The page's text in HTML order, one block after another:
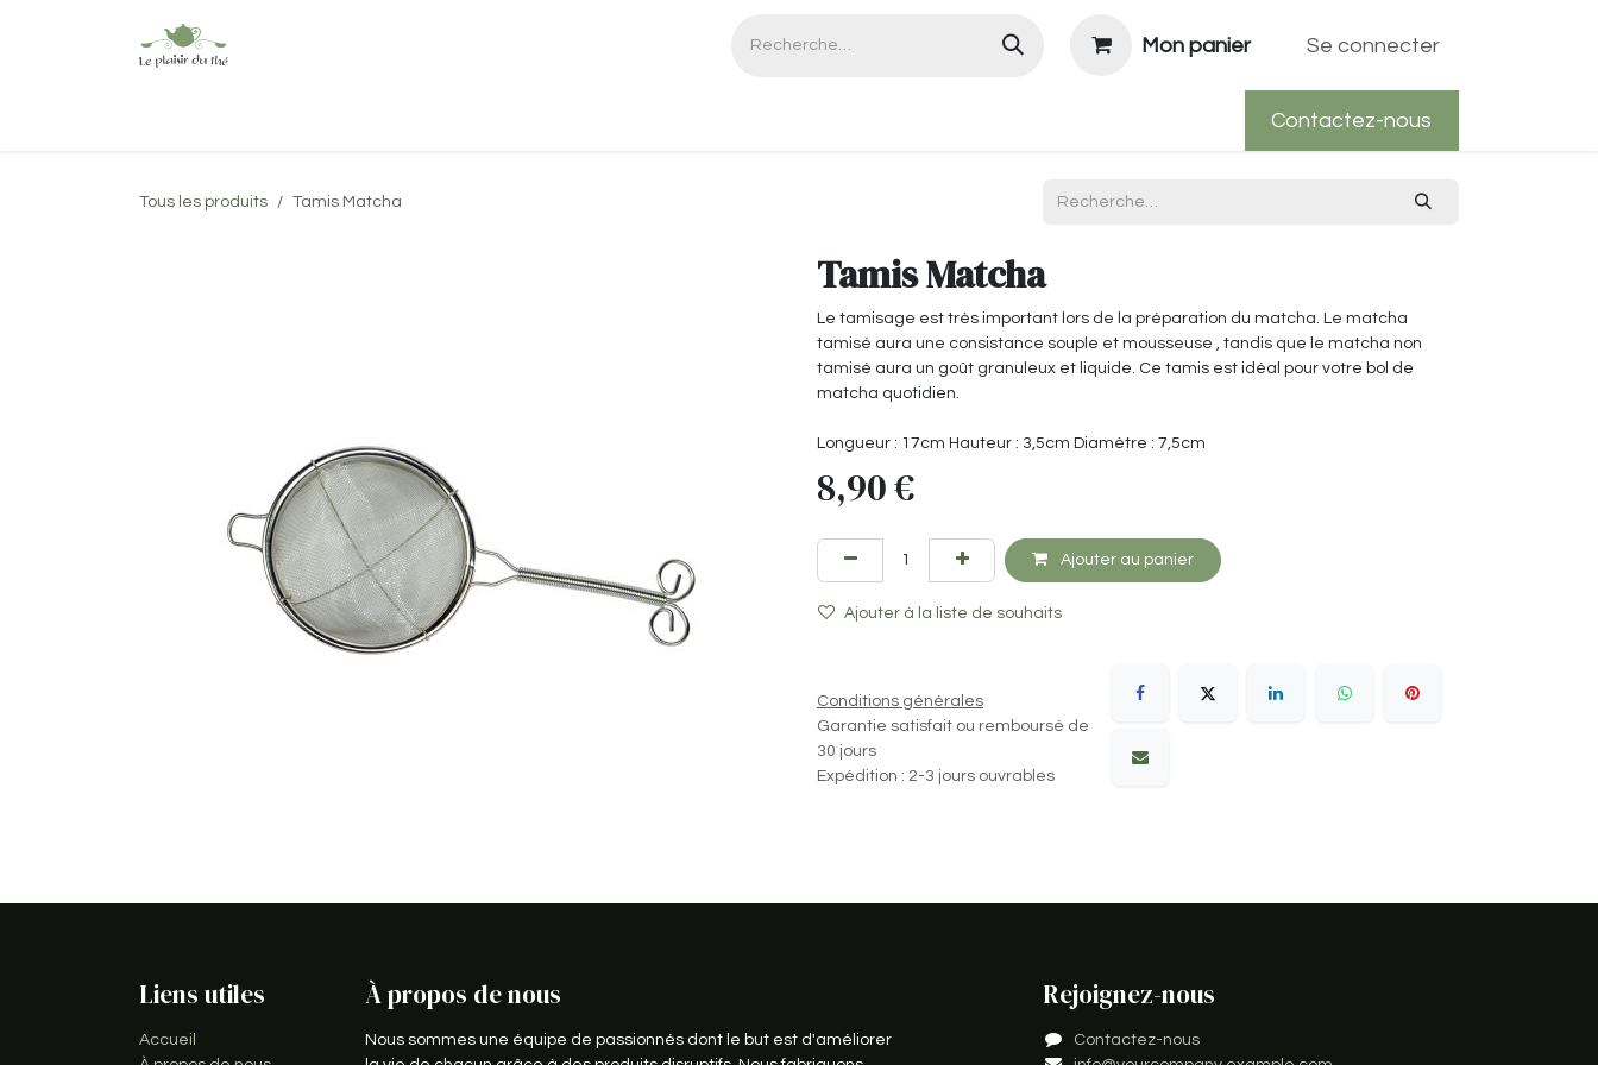
Mon panier Se connecter
Contactez-nous
Tous les produits Tamis Matcha
Tamis Matcha
Le tamisage est très important lors de la préparation du matcha. Le matcha
tamisé aura une consistance souple et mousseuse , tandis que le matcha non
tamisé aura un goût granuleux et liquide. Ce tamis est idéal pour votre bol de
matcha quotidien.
Longueur : 17cm Hauteur : 3,5cm Diamètre : 7,5cm
8,90€
Ajouter au panier
Ajouter à la liste de souhaits
Conditions générales
Garantie satisfait ou remboursé de
30 jours
Expédition : 2-3 jours ouvrables
Liens utiles
Accueil
À propos de nous
Nous sommes une équipe de passionnés dont le but est d'améliorer
Rejoignez-nous
Contactez-nous